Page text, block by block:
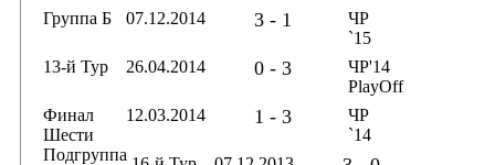
Группа Б
07.12.2014 3 - 1
ЧР
`15
13-й Тур
26.04.2014 0 - 3
ЧР'14
PlayOff
Финал
Шести
Подгруппа
12.03.2014 1 - 3
ЧР
`14